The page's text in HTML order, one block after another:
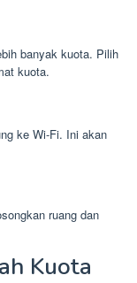
banyak kuota. Pilih
kuota.
ke Wi-Fi. Ini akan
ruang dan
Kuota